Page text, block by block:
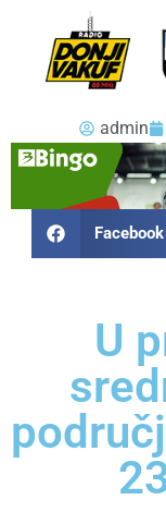
admin
Facebook
U